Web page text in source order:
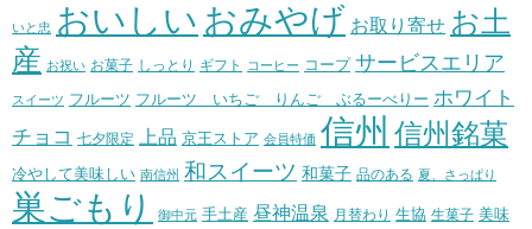
いと忠 おいしい おみやげ お取り寄せ お土
産 お祝い お菓子 しっとり ギフト コーヒー コープ サービスエリア
スイーツ フルーツ フルーツ いちご りんご ぶるーべりー ホワイト
チョコ 七夕限定 上品 京王ストア 会員特価 信州 信州銘菓
冷やして美味しい 南信州 和スイーツ 和菓子 品のある 夏、さっぱり
巣ごもり 御中元 手土産 昼神温泉 月替わり 生協 生菓子 美味